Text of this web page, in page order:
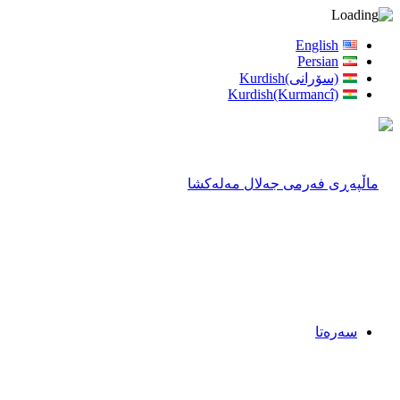
English
Persian
(سۆرانی)Kurdish
Kurdish(Kurmancî)
سەرەتا